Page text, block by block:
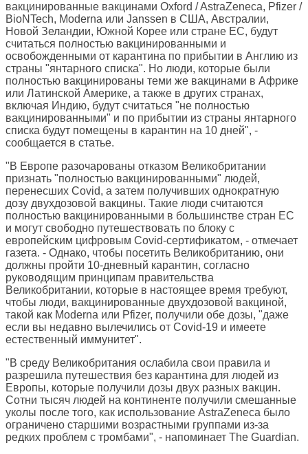
вакцинированные вакцинами Oxford / AstraZeneca, Pfizer /
BioNTech, Moderna или Janssen в США, Австралии,
Новой Зеландии, Южной Корее или стране ЕС, будут
считаться полностью вакцинированными и
освобожденными от карантина по прибытии в Англию из
страны "янтарного списка". Но люди, которые были
полностью вакцинированы теми же вакцинами в Африке
или Латинской Америке, а также в других странах,
включая Индию, будут считаться "не полностью
вакцинированными" и по прибытии из страны янтарного
списка будут помещены в карантин на 10 дней", -
сообщается в статье.
"В Европе разочарованы отказом Великобритании
признать "полностью вакцинированными" людей,
перенесших Covid, а затем получивших однократную
дозу двухдозовой вакцины. Такие люди считаются
полностью вакцинированными в большинстве стран ЕС
и могут свободно путешествовать по блоку с
европейским цифровым Covid-сертификатом, - отмечает
газета. - Однако, чтобы посетить Великобританию, они
должны пройти 10-дневный карантин, согласно
руководящим принципам правительства
Великобритании, которые в настоящее время требуют,
чтобы люди, вакцинированные двухдозовой вакциной,
такой как Moderna или Pfizer, получили обе дозы, "даже
если вы недавно вылечились от Covid-19 и имеете
естественный иммунитет".
"В среду Великобритания ослабила свои правила и
разрешила путешествия без карантина для людей из
Европы, которые получили дозы двух разных вакцин.
Сотни тысяч людей на континенте получили смешанные
уколы после того, как использование AstraZeneca было
ограничено старшими возрастными группами из-за
редких проблем с тромбами", - напоминает The Guardian.